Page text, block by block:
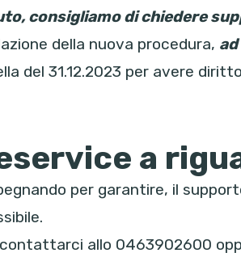
consigliamo di chiedere
della nuova procedura,
del 31.12.2023 per avere
a
per garantire, il
allo 0463902600